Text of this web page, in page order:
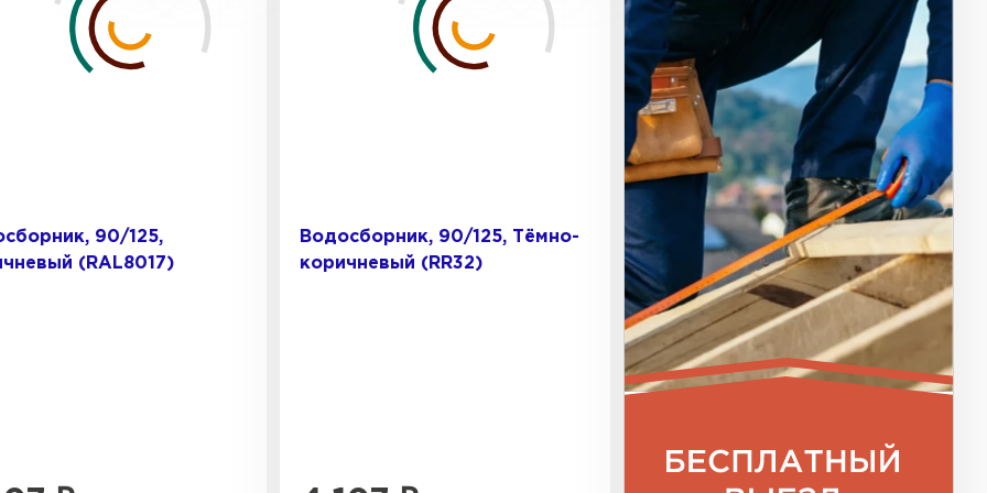
90/125,
(RAL8017)
Водосборник, 90/125, Тёмно-
коричневый (RR32)